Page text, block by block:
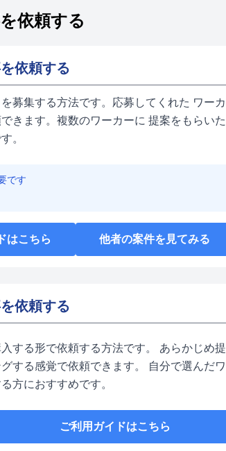
依頼する
依頼する
募集する方法です。応募してくれた ワーカ
きます。複数のワーカーに 提案をもらいた
。
です
はこちら 他者の案件を見てみる
依頼する
する形で依頼する方法です。 あらかじめ提
する感覚で依頼できます。 自分で選んだワ
方におすすめです。
ご利用ガイドはこちら